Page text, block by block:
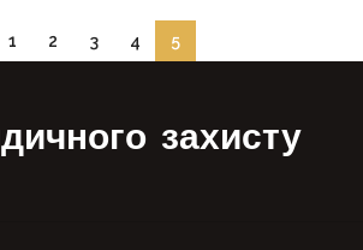
1 2 3 4 5
захисту